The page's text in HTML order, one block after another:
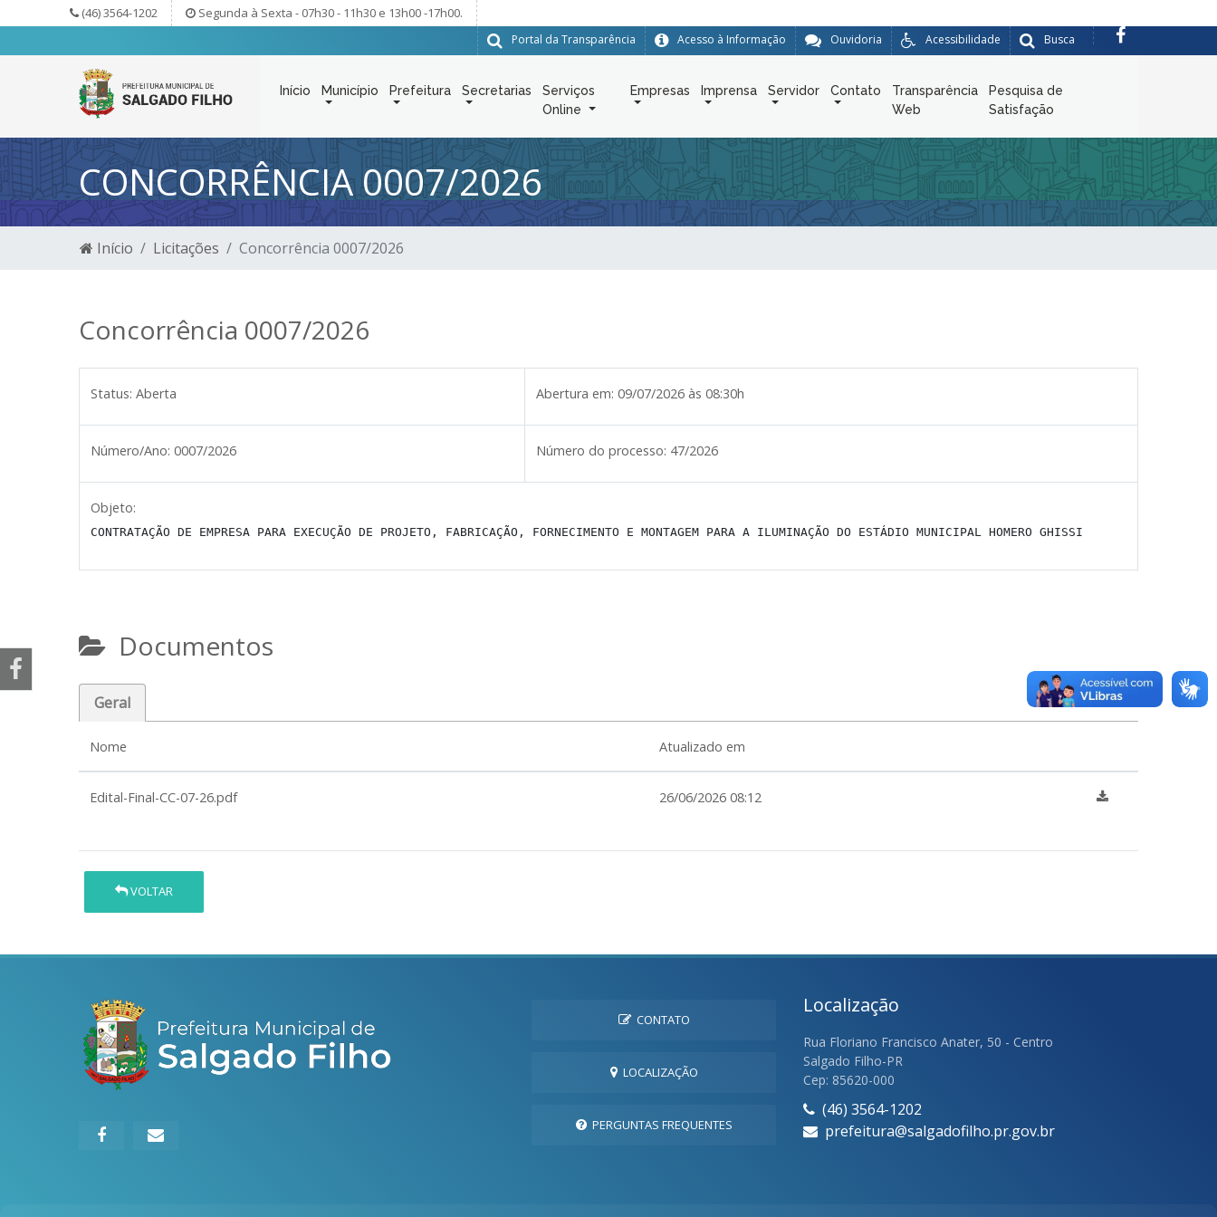
(46) 3564-1202 Segunda à Sexta - 07h30 - 11h30 e 13h00 -17h00.
Busca
Acessibilidade
Ouvidoria
Acesso à Informação
Portal da Transparência
Início Município Prefeitura Secretarias
Serviços
Online
Empresas Imprensa Servidor Contato
Transparência
Web
Pesquisa de
Satisfação
CONCORRÊNCIA 0007/2026
Início Licitações Concorrência 0007/2026
Concorrência 0007/2026
Status: Aberta Abertura em: 09/07/2026 às 08:30h
Número/Ano: 0007/2026 Número do processo: 47/2026
Objeto:
CONTRATAÇÃO DE EMPRESA PARA EXECUÇÃO DE PROJETO, FABRICAÇÃO, FORNECIMENTO E MONTAGEM PARA A ILUMINAÇÃO DO ESTÁDIO MUNICIPAL HOMERO GHISSI
Documentos
Geral
Nome Atualizado em
Edital-Final-CC-07-26.pdf 26/06/2026 08:12
VOLTAR
CONTATO
LOCALIZAÇÃO
PERGUNTAS FREQUENTES
Localização
Rua Floriano Francisco Anater, 50 - Centro
Salgado Filho-PR
Cep: 85620-000
(46) 3564-1202
prefeitura@salgadofilho.pr.gov.br